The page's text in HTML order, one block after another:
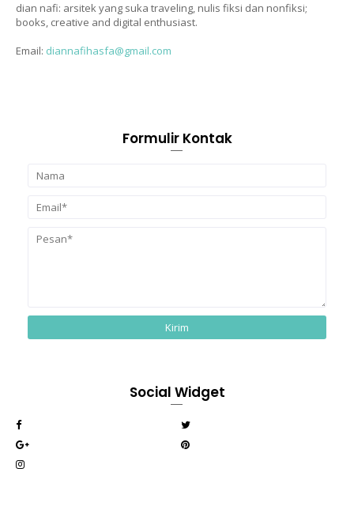
dian nafi: arsitek yang suka traveling, nulis fiksi dan nonfiksi;
books, creative and digital enthusiast.
Email: diannafihasfa@gmail.com
Formulir Kontak
Social Widget